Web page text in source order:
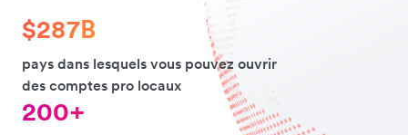
$287B
pays dans lesquels vous pouvez ouvrir
des comptes pro locaux
200+